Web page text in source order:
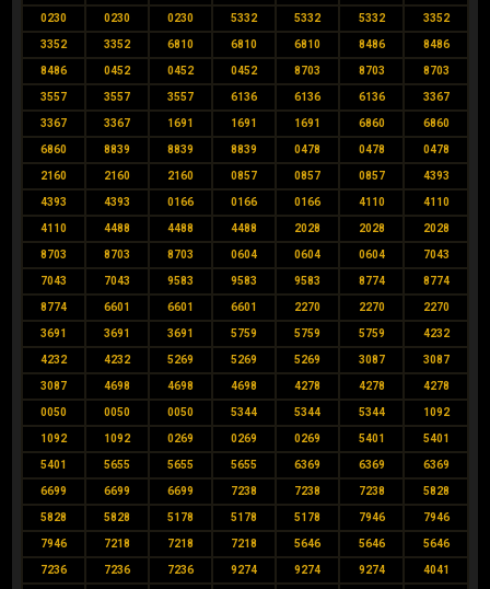
0230 0230 0230 5332 5332 5332 3352
3352 3352 6810 6810 6810 8486 8486
8486 0452 0452 0452 8703 8703 8703
3557 3557 3557 6136 6136 6136 3367
3367 3367 1691 1691 1691 6860 6860
6860 8839 8839 8839 0478 0478 0478
2160 2160 2160 0857 0857 0857 4393
4393 4393 0166 0166 0166 4110 4110
4110 4488 4488 4488 2028 2028 2028
8703 8703 8703 0604 0604 0604 7043
7043 7043 9583 9583 9583 8774 8774
8774 6601 6601 6601 2270 2270 2270
3691 3691 3691 5759 5759 5759 4232
4232 4232 5269 5269 5269 3087 3087
3087 4698 4698 4698 4278 4278 4278
0050 0050 0050 5344 5344 5344 1092
1092 1092 0269 0269 0269 5401 5401
5401 5655 5655 5655 6369 6369 6369
6699 6699 6699 7238 7238 7238 5828
5828 5828 5178 5178 5178 7946 7946
7946 7218 7218 7218 5646 5646 5646
7236 7236 7236 9274 9274 9274 4041